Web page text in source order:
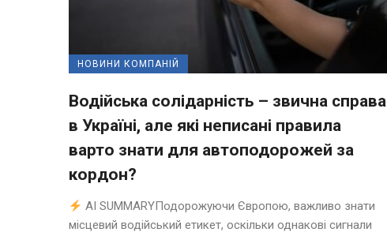
НОВИНИ КОМПАНІЙ
Водійська солідарність – звична справа
в Україні, але які неписані правила
варто знати для автоподорожей за
кордон?
AI SUMMARYПодорожуючи Європою, важливо знати
місцевий водійський етикет, оскільки однакові сигнали